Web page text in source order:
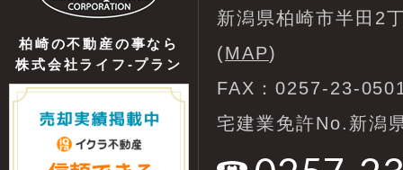
柏崎の不動産の事なら
株式会社ライフ-プラン
新潟県柏崎市半田2
(MAP)
FAX：0257-23-
宅建業免許No.新潟